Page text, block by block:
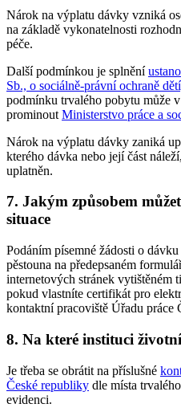
Nárok na výplatu dávky vzniká
na základě vykonatelnosti
péče.
Další podmínkou je splnění
Sb., o sociálně-právní ochraně
podmínku trvalého pobytu může
prominout Ministerstvo práce a
Nárok na výplatu dávky zaniká
kterého dávka nebo její část
uplatněn.
7. Jakým způsobem
situace
Podáním písemné žádosti o
pěstouna na předepsaném
internetových stránek vytištěném
pokud vlastníte certifikát pro
kontaktní pracoviště Úřadu práce
8. Na které instituci
Je třeba se obrátit na příslušné
České republiky dle místa
evidenci.